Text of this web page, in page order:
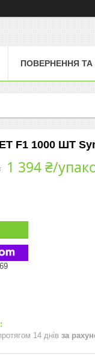
ПОВЕРНЕННЯ ТА
F1 1000 ШТ
1 394 ₴/
14 днів за